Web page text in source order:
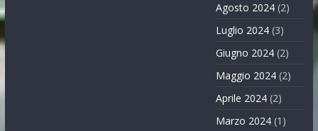
Agosto 2024 (2)
Luglio 2024 (3)
Giugno 2024 (2)
Maggio 2024 (2)
Aprile 2024 (2)
Marzo 2024 (1)